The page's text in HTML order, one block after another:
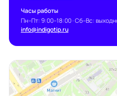
Часы работы
Пн–Пт: 9:00–18:00 · Сб–Вс:
info@indigotip.ru